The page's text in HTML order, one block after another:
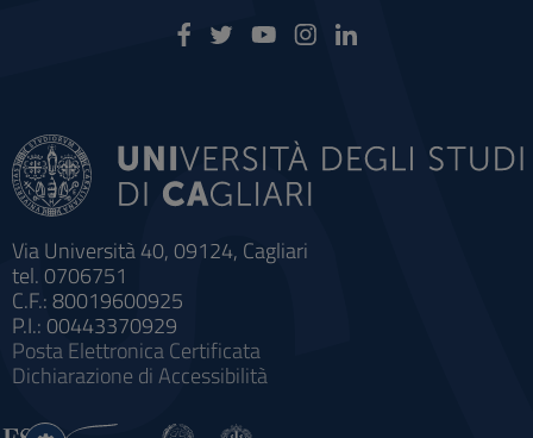
Via Università 40, 09124, Cagliari
tel. 0706751
C.F.: 80019600925
P.I.: 00443370929
Posta Elettronica Certificata
Dichiarazione di Accessibilità
Impostazioni